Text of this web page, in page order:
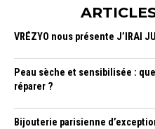
VRÉZYO nous présente J’IRAI
Peau sèche et sensibilisée :
réparer ?
Bijouterie parisienne